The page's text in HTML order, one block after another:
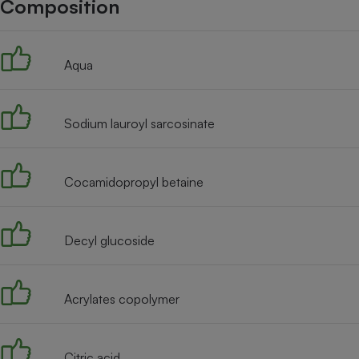
Composition
Aqua
Sodium lauroyl sarcosinate
Cocamidopropyl betaine
Decyl glucoside
Acrylates copolymer
Petit